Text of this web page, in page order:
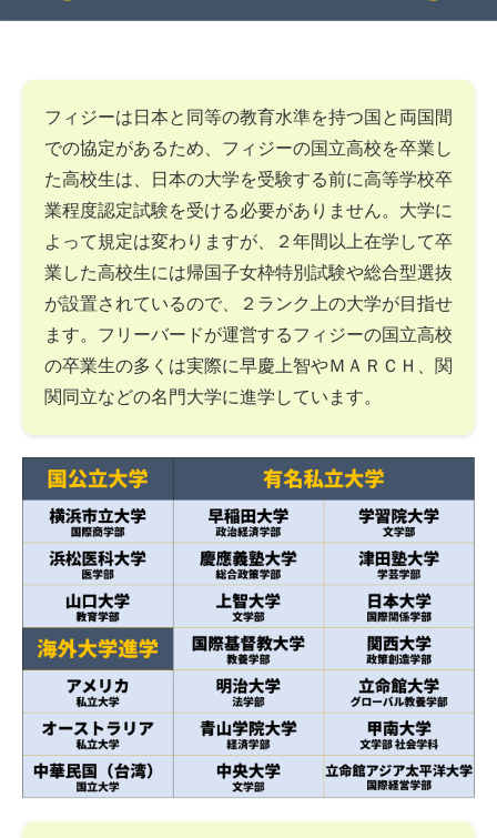
フィジーは日本と同等の教育水準を持つ国と両国間
での協定があるため、フィジーの国立高校を卒業し
た高校生は、日本の大学を受験する前に高等学校卒
業程度認定試験を受ける必要がありません。大学に
よって規定は変わりますが、２年間以上在学して卒
業した高校生には帰国子女枠特別試験や総合型選抜
が設置されているので、２ランク上の大学が目指せ
ます。フリーバードが運営するフィジーの国立高校
の卒業生の多くは実際に早慶上智やＭＡＲＣＨ、関
関同立などの名門大学に進学しています。